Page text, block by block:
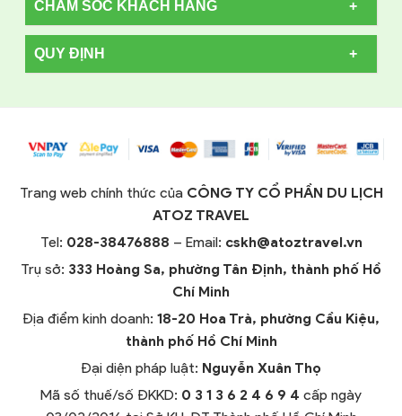
CHĂM SÓC KHÁCH HÀNG
QUY ĐỊNH
Trang web chính thức của CÔNG TY CỔ PHẦN DU LỊCH
ATOZ TRAVEL
Tel: 028-38476888 – Email: cskh@atoztravel.vn
Trụ sở: 333 Hoàng Sa, phường Tân Định, thành phố Hồ
Chí Minh
Địa điểm kinh doanh: 18-20 Hoa Trà, phường Cầu Kiệu,
thành phố Hồ Chí Minh
Đại diện pháp luật: Nguyễn Xuân Thọ
Mã số thuế/số ĐKKD: 0 3 1 3 6 2 4 6 9 4 cấp ngày